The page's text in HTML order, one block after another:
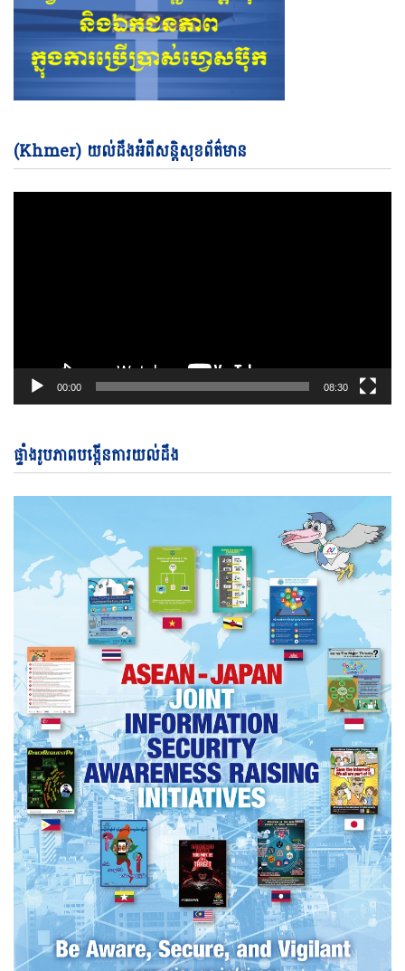
(Khmer) យល់ដឹងអំពីសន្តិសុខព័ត៌មាន
00:00 08:30
ផ្ទាំងរូបភាពបង្កើនការយល់ដឹង